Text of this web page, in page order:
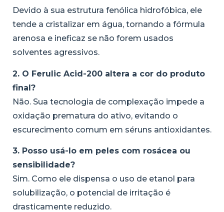
Devido à sua estrutura fenólica hidrofóbica, ele
tende a cristalizar em água, tornando a fórmula
arenosa e ineficaz se não forem usados
solventes agressivos.
2. O Ferulic Acid-200 altera a cor do produto
final?
Não. Sua tecnologia de complexação impede a
oxidação prematura do ativo, evitando o
escurecimento comum em séruns antioxidantes.
3. Posso usá-lo em peles com rosácea ou
sensibilidade?
Sim. Como ele dispensa o uso de etanol para
solubilização, o potencial de irritação é
drasticamente reduzido.